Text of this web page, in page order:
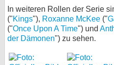
In weiteren Rollen der Serie
("Kings"), Roxanne McKee ("
("Once Upon A Time") und
der Dämonen") zu sehen.